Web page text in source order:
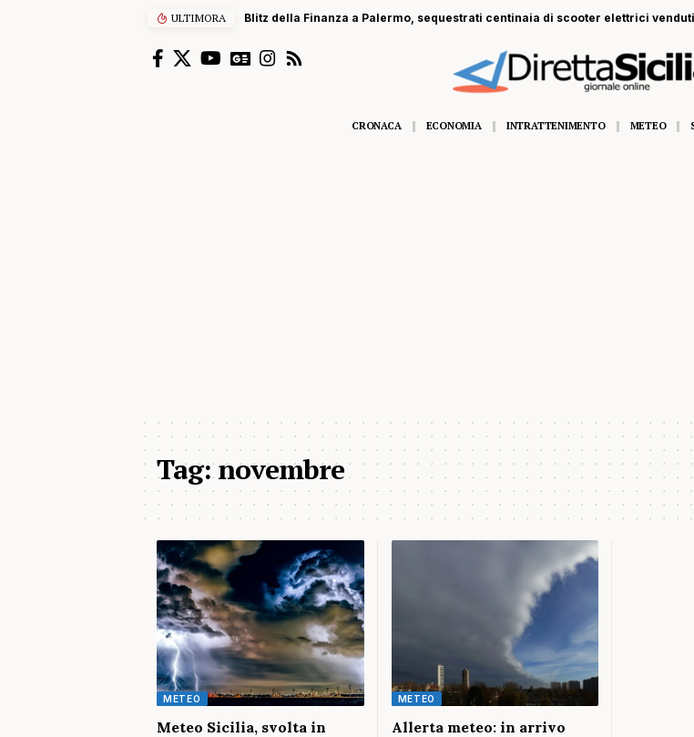
ULTIMORA Blitz della Finanza a Palermo, sequestrati centinaia di scooter elettrici
CRONACA ECONOMIA INTRATTENIMENTO METEO
Tag:novembre
METEO
Meteo Sicilia, svolta in
METEO
Allerta meteo: in arrivo